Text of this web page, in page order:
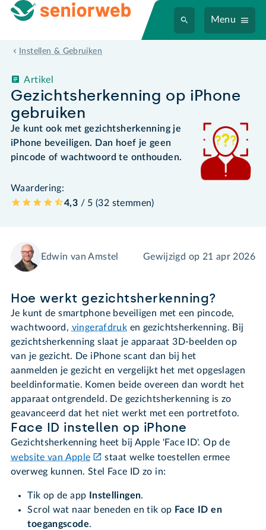
Menu
Instellen & Gebruiken
Gezichtsherkenning op iPhone
gebruiken
Artikel
Je kunt ook met gezichtsherkenning je
iPhone beveiligen. Dan hoef je geen
pincode of wachtwoord te onthouden.
Waardering:
4,3 / 5 (32 stemmen)
Edwin van Amstel Gewijzigd op 21 apr 2026
Hoe werkt gezichtsherkenning?
Je kunt de smartphone beveiligen met een pincode,
wachtwoord, vingerafdruk en gezichtsherkenning. Bij
gezichtsherkenning slaat je apparaat 3D-beelden op
van je gezicht. De iPhone scant dan bij het
aanmelden je gezicht en vergelijkt het met opgeslagen
beeldinformatie. Komen beide overeen dan wordt het
apparaat ontgrendeld. De gezichtsherkenning is zo
geavanceerd dat het niet werkt met een portretfoto.
Face ID instellen op iPhone
Gezichtsherkenning heet bij Apple 'Face ID'. Op de
website van Apple
staat welke toestellen ermee
overweg kunnen. Stel Face ID zo in:
Tik op de app Instellingen.
Scrol wat naar beneden en tik op Face ID en
toegangscode.